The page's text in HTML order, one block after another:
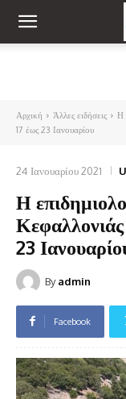
Αρχική Άλλες ειδήσεις
Η
17 έως 23 Ιανουαρίου
24 Ιανουαρίου 2021
Η
23
By admin
Facebook